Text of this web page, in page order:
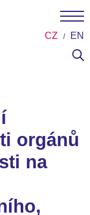
CZ EN
orgánů
na